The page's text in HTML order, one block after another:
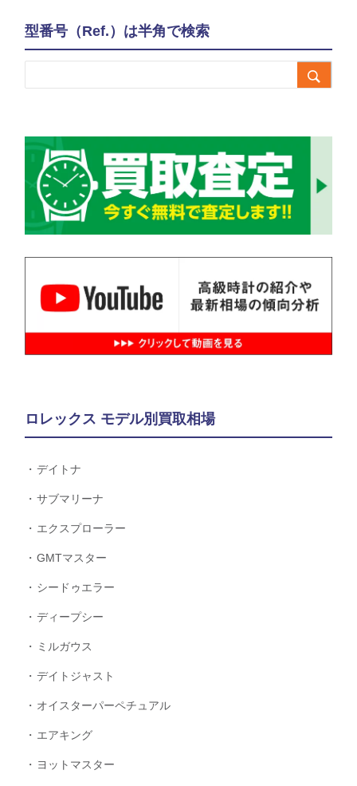
型番号（Ref.）は半角で検索

ロレックス モデル別買取相場
デイトナ
サブマリーナ
エクスプローラー
GMTマスター
シードゥエラー
ディープシー
ミルガウス
デイトジャスト
オイスターパーペチュアル
エアキング
ヨットマスター